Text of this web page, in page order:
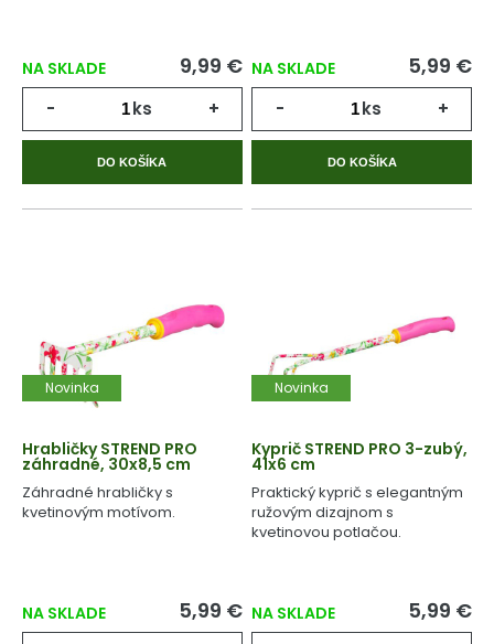
NA SKLADE 9,99 €
- ks +
DO KOŠÍKA
NA SKLADE 5,99 €
- ks +
DO KOŠÍKA
Novinka
Hrabličky STREND PRO
záhradné, 30x8,5 cm
Záhradné hrabličky s
kvetinovým motívom.
NA SKLADE 5,99 €
Novinka
Kyprič STREND PRO 3-zubý,
41x6 cm
Praktický kyprič s elegantným
ružovým dizajnom s
kvetinovou potlačou.
NA SKLADE 5,99 €